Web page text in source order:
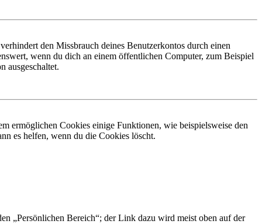
den Missbrauch deines Benutzerkontos durch einen
wenn du dich an einem öffentlichen Computer, zum Beispiel
ausgeschaltet.
ermöglichen Cookies einige Funktionen, wie beispielsweise den
es helfen, wenn du die Cookies löscht.
„Persönlichen Bereich“; der Link dazu wird meist oben auf der